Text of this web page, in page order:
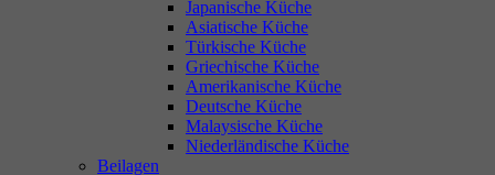
Japanische Küche
Asiatische Küche
Türkische Küche
Griechische Küche
Amerikanische Küche
Deutsche Küche
Malaysische Küche
Niederländische Küche
Beilagen